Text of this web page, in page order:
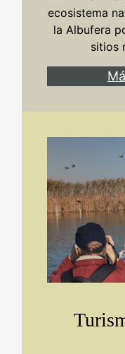
ecosistema
la Albufera
sitios